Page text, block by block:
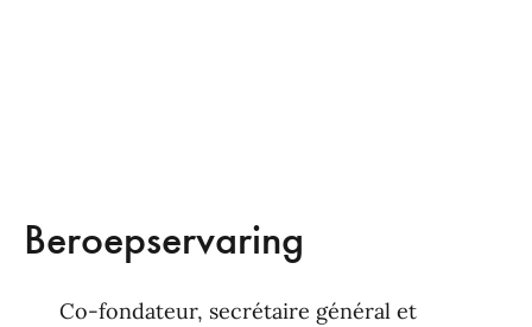
Beroepservaring
Co-fondateur, secrétaire général et